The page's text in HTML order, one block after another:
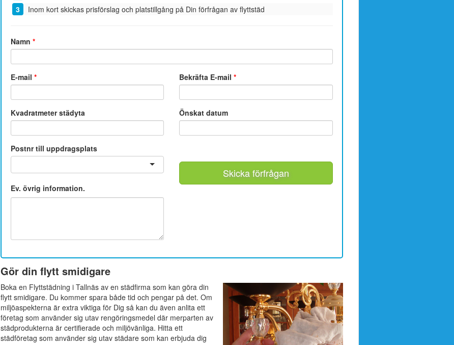
Inom kort skickas prisförslag och platstillgång på Din förfrågan av flyttstäd
Namn *
E-mail * Bekräfta E-mail*
Kvadratmeter städyta Önskat datum
Postnr till uppdragsplats
Ev. övrig information.
Skicka förfrågan
Gör din flytt smidigare
Boka en Flyttstädning i Tallnäs av en städfirma som kan göra din
flytt smidigare. Du kommer spara både tid och pengar på det. Om
miljöaspekterna är extra viktiga för Dig så kan du även anlita ett
företag som använder sig utav rengöringsmedel där merparten av
städprodukterna är certifierade och miljövänliga. Hitta ett
städföretag som använder sig utav städare som kan erbjuda dig